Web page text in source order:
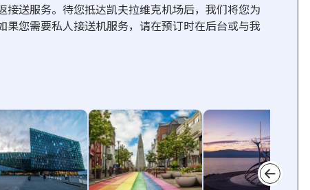
送服务。待您抵达凯夫拉维克机场后，我们将您为
您需要私人接送机服务，请在预订时在后台或与我